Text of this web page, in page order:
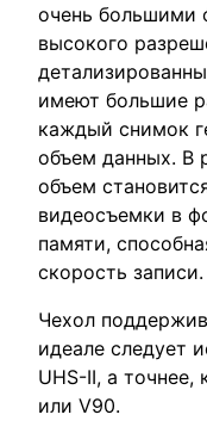
очень большими
высокого
имеют большие
каждый снимок
объем данных. В
объем
видеосъемки в
памяти,
скорость записи.
Чехол
идеале следует
UHS-II, а
или V90.